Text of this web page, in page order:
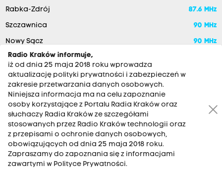
Rabka-Zdrój 87.6 MHz
Szczawnica 90 MHz
Nowy Sącz 90 MHz
RADIO KRAKÓW SA. Aleja Juliusza Słowackiego 22, 30-007
Kraków
Antena: 12 200 33 33
Radio Kraków informuje,
iż od dnia 25 maja 2018 roku wprowadza
aktualizację polityki prywatności i zabezpieczeń w
zakresie przetwarzania danych osobowych.
Niniejsza informacja ma na celu zapoznanie
osoby korzystające z Portalu Radia Kraków oraz
słuchaczy Radia Kraków ze szczegółami
stosowanych przez Radio Kraków technologii oraz
z przepisami o ochronie danych osobowych,
obowiązujących od dnia 25 maja 2018 roku.
Zapraszamy do zapoznania się z informacjami
zawartymi w Polityce Prywatności.